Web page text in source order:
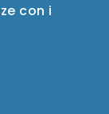
con i